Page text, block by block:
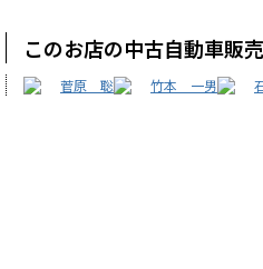
このお店の中古自動車販
菅原 聡 竹本 一男